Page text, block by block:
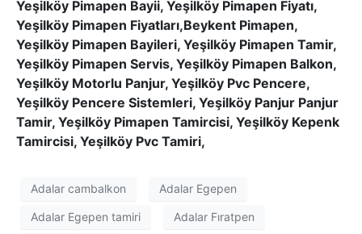
Yeşilköy Pimapen Bayii, Yeşilköy Pimapen Fiyatı,
Yeşilköy Pimapen Fiyatları,Beykent Pimapen,
Yeşilköy Pimapen Bayileri, Yeşilköy Pimapen Tamir,
Yeşilköy Pimapen Servis, Yeşilköy Pimapen Balkon,
Yeşilköy Motorlu Panjur, Yeşilköy Pvc Pencere,
Yeşilköy Pencere Sistemleri, Yeşilköy Panjur Panjur
Tamir, Yeşilköy Pimapen Tamircisi, Yeşilköy Kepenk
Tamircisi, Yeşilköy Pvc Tamiri,
Adalar cambalkon Adalar Egepen
Adalar Egepen tamiri Adalar Fıratpen